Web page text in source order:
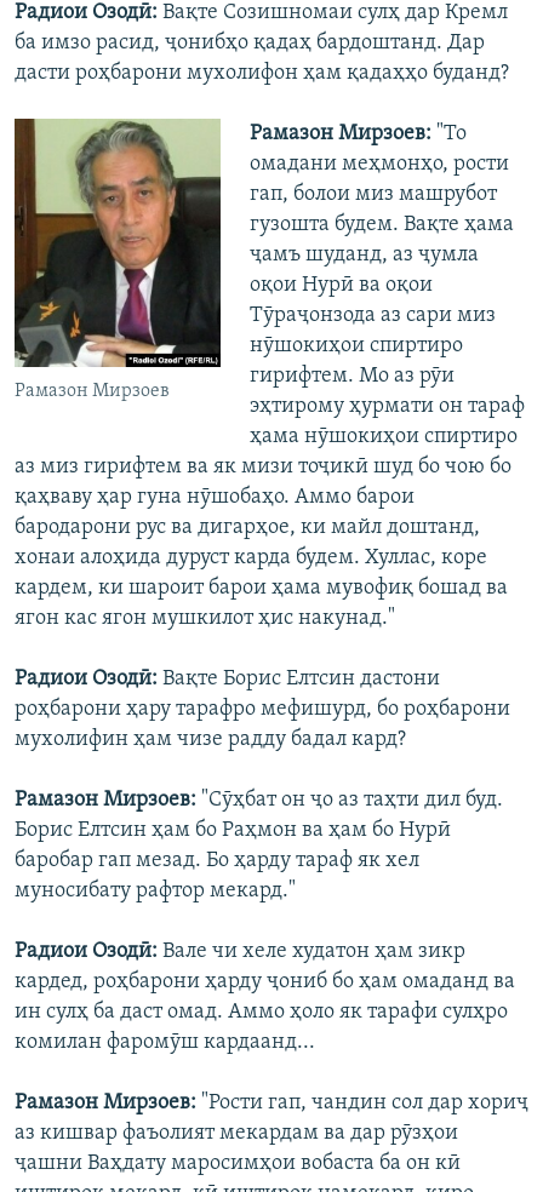
Радиои Озодӣ: Вақте Созишномаи сулҳ дар Кремл
ба имзо расид, ҷонибҳо қадаҳ бардоштанд. Дар
дасти роҳбарони мухолифон ҳам қадаҳҳо буданд?
Рамазон Мирзоев
Рамазон Мирзоев: "То
омадани меҳмонҳо, рости
гап, болои миз машрубот
гузошта будем. Вақте ҳама
ҷамъ шуданд, аз ҷумла
оқои Нурӣ ва оқои
Тӯраҷонзода аз сари миз
нӯшокиҳои спиртиро
гирифтем. Мо аз рӯи
эҳтирому ҳурмати он тараф
ҳама нӯшокиҳои спиртиро
аз миз гирифтем ва як мизи тоҷикӣ шуд бо чою бо
қаҳваву ҳар гуна нӯшобаҳо. Аммо барои
бародарони рус ва дигарҳое, ки майл доштанд,
хонаи алоҳида дуруст карда будем. Хуллас, коре
кардем, ки шароит барои ҳама мувофиқ бошад ва
ягон кас ягон мушкилот ҳис накунад."
Радиои Озодӣ: Вақте Борис Елтсин дастони
роҳбарони ҳару тарафро мефишурд, бо роҳбарони
мухолифин ҳам чизе радду бадал кард?
Рамазон Мирзоев: "Сӯҳбат он ҷо аз таҳти дил буд.
Борис Елтсин ҳам бо Раҳмон ва ҳам бо Нурӣ
баробар гап мезад. Бо ҳарду тараф як хел
муносибату рафтор мекард."
Радиои Озодӣ: Вале чи хеле худатон ҳам зикр
кардед, роҳбарони ҳарду ҷониб бо ҳам омаданд ва
ин сулҳ ба даст омад. Аммо ҳоло як тарафи сулҳро
комилан фаромӯш кардаанд...
Рамазон Мирзоев: "Рости гап, чандин сол дар хориҷ
аз кишвар фаъолият мекардам ва дар рӯзҳои
ҷашни Ваҳдату маросимҳои вобаста ба он кӣ